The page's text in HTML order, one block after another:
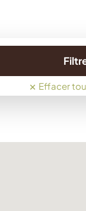
× Effacer